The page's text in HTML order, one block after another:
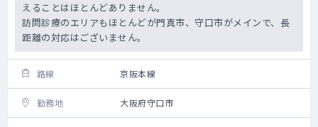
えることはほとんどありません。
訪問診療のエリアもほとんどが門真市、守口市がメインで、長
距離の対応はございません。
路線 京阪本線
勤務地 大阪府守口市